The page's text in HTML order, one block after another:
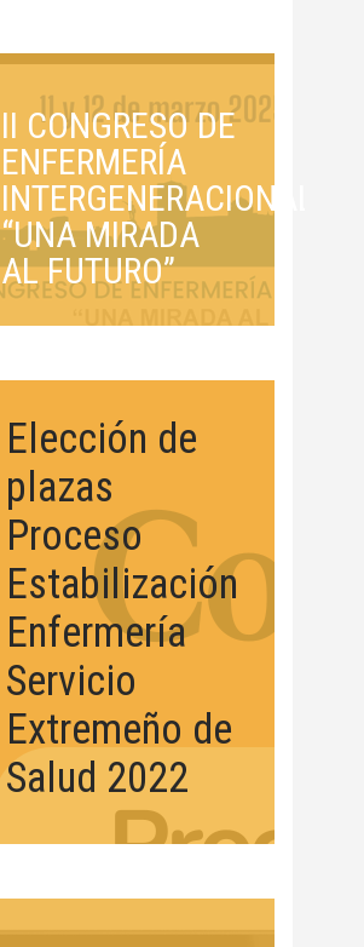
II CONGRESO DE
ENFERMERÍA
INTERGENERACIONAL
“UNA MIRADA
AL FUTURO”
Elección de
plazas
Proceso
Estabilización
Enfermería
Servicio
Extremeño de
Salud 2022